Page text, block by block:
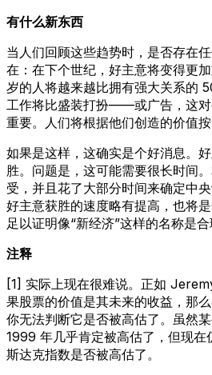
有什么新东西
当人们回顾这些趋势时，是否存在
在：在下个世纪，好主意将变得更
岁的人将越来越比拥有强大关系的
工作将比盛装打扮——或广告，这
重要。人们将根据他们创造的价值按
如果是这样，这确实是个好消息。
胜。问题是，这可能需要很长时间
受，并且花了大部分时间来确定中
好主意获胜的速度略有提高，也将
足以证明像“新经济”这样的名称是合
注释
[1] 实际上现在很难说。正如
果股票的价值是其未来的收益，那
你无法判断它是否被高估了。虽然
1999 年几乎肯定被高估了，但现在
斯达克指数是否被高估了。